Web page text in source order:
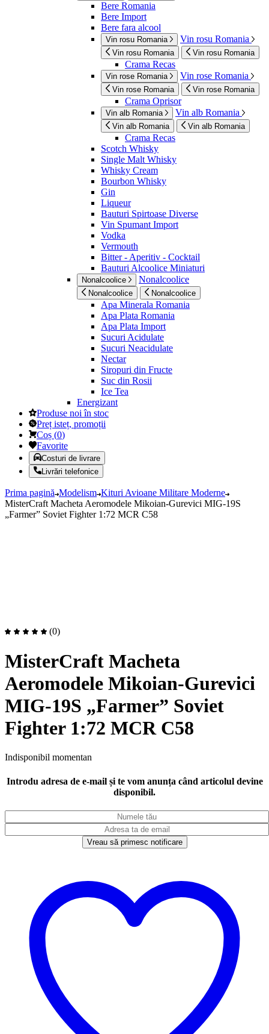
Bere Romania
Bere Import
Bere fara alcool
Vin rosu Romania Vin rosu Romania
Vin rosu Romania Vin rosu Romania
Crama Recas
Vin rose Romania Vin rose Romania
Vin rose Romania Vin rose Romania
Crama Oprisor
Vin alb Romania Vin alb Romania
Vin alb Romania Vin alb Romania
Crama Recas
Scotch Whisky
Single Malt Whisky
Whisky Cream
Bourbon Whisky
Gin
Liqueur
Bauturi Spirtoase Diverse
Vin Spumant Import
Vodka
Vermouth
Bitter - Aperitiv - Cocktail
Bauturi Alcoolice Miniaturi
Nonalcoolice Nonalcoolice
Nonalcoolice Nonalcoolice
Apa Minerala Romania
Apa Plata Romania
Apa Plata Import
Sucuri Acidulate
Sucuri Neacidulate
Nectar
Siropuri din Fructe
Suc din Rosii
Ice Tea
Energizant
Produse noi în stoc
Preț isteț, promoții
Coș (0)
Favorite
Costuri de livrare
Livrări telefonice
Prima pagină Modelism Kituri Avioane Militare Moderne
MisterCraft Macheta Aeromodele Mikoian-Gurevici MIG-19S
„Farmer” Soviet Fighter 1:72 MCR C58
(0)
MisterCraft Macheta
Aeromodele Mikoian-Gurevici
MIG-19S „Farmer” Soviet
Fighter 1:72 MCR C58
Indisponibil momentan
Introdu adresa de e-mail și te vom anunța când articolul devine
disponibil.
Vreau să primesc notificare